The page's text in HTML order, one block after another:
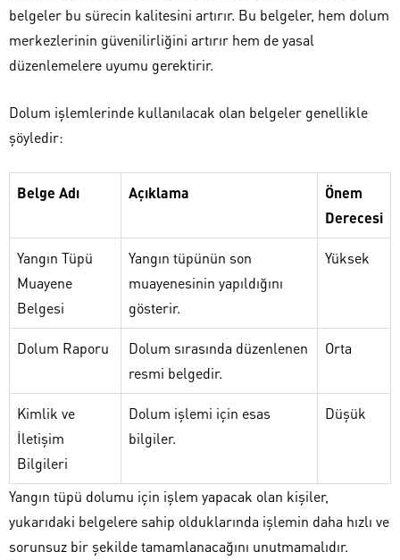
belgeler bu sürecin kalitesini artırır. Bu belgeler, hem dolum
merkezlerinin güvenilirliğini artırır hem de yasal
düzenlemelere uyumu gerektirir.
Dolum işlemlerinde kullanılacak olan belgeler genellikle
şöyledir:
Belge Adı Açıklama
Önem
Derecesi
Yangın Tüpü
Muayene
Belgesi
Yangın tüpünün son
muayenesinin yapıldığını
gösterir.
Yüksek
Dolum Raporu
Dolum sırasında düzenlenen
resmi belgedir.
Orta
Kimlik ve
İletişim
Bilgileri
Dolum işlemi için esas
bilgiler.
Düşük
Yangın tüpü dolumu için işlem yapacak olan kişiler,
yukarıdaki belgelere sahip olduklarında işlemin daha hızlı ve
sorunsuz bir şekilde tamamlanacağını unutmamalıdır.